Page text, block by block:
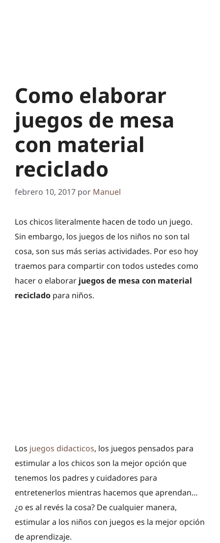
Como elaborar
juegos de mesa
con material
reciclado
febrero 10, 2017 por Manuel
Los chicos literalmente hacen de todo un juego.
Sin embargo, los juegos de los niños no son tal
cosa, son sus más serias actividades. Por eso hoy
traemos para compartir con todos ustedes como
hacer o elaborar juegos de mesa con material
reciclado para niños.
Los juegos didacticos, los juegos pensados para
estimular a los chicos son la mejor opción que
tenemos los padres y cuidadores para
entretenerlos mientras hacemos que aprendan…
¿o es al revés la cosa? De cualquier manera,
estimular a los niños con juegos es la mejor opción
de aprendizaje.